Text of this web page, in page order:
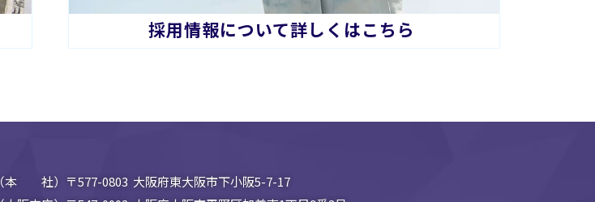
採用情報について詳しくはこちら
（本 社）〒577-0803 大阪府東大阪市下小阪5-7-17